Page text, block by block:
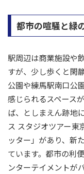
都市の喧騒と緑
駅周辺は商業施設や
すが、少し歩くと閑
公園や練馬駅南口公
感じられるスペース
ば、としまえん跡地
ス スタジオツアー東
ッター」があり、新
ています。都市の利
ンターテイメントが